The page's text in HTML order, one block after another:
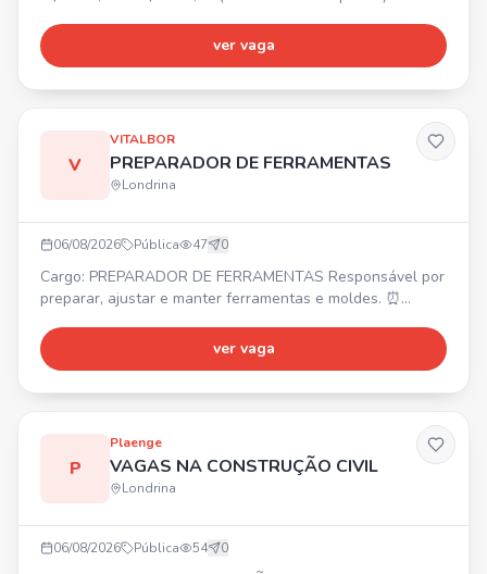
19:30. Sábado: 09:00 às 14:00. ✅ Treinamento fornecido,
não é necessária experiência.
ver vaga
V
VITALBOR
PREPARADOR DE FERRAMENTAS
Londrina
06/08/2026 Pública 47 0
Cargo: PREPARADOR DE FERRAMENTAS Responsável por
preparar, ajustar e manter ferramentas e moldes. ⏰
Salário acima do mercado + Vale-Transporte + Vale-
Alimentação de R$ 521,00 + Seguro de Vida + TotalPass.
ver vaga
P
Plaenge
VAGAS NA CONSTRUÇÃO CIVIL
Londrina
06/08/2026 Pública 54 0